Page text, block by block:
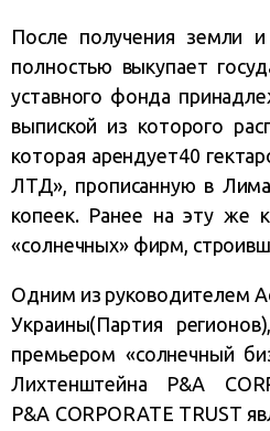
После получения земли
полностью выкупает
уставного фонда
выпиской из которого
которая арендует40
ЛТД», прописанную в
копеек. Ранее на эту же
«солнечных» фирм,
Одним из руководителем
Украины(Партия
премьером «солнечный
Лихтенштейна P&A
P&A CORPORATE TRUST